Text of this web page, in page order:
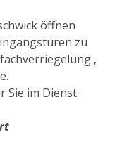
öffnen
zu
,
Sie im Dienst.